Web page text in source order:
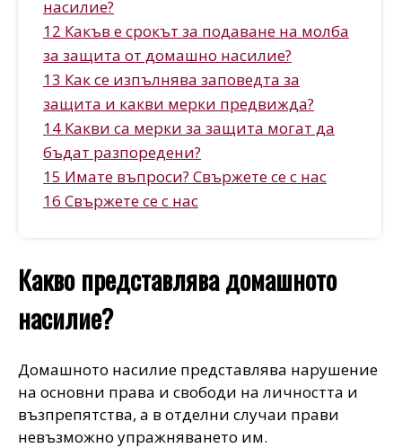
насилие?
12 Какъв е срокът за подаване на молба
за защита от домашно насилие?
13 Как се изпълнява заповедта за
защита и какви мерки предвижда?
14 Какви са мерки за защита могат да
бъдат разпоредени?
15 Имате въпроси? Свържете се с нас
16 Свържете се с нас
Какво представлява домашното
насилие?
Домашното насилие представлява нарушение
на основни права и свободи на личността и
възпрепятства, а в отделни случаи прави
невъзможно упражняването им.